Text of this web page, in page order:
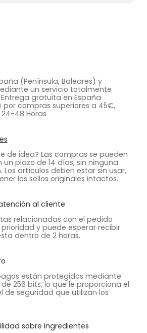
(Península, Baleares) y
un servicio totalmente
gratuita en España
por compras superiores a 45€,
48 Horas
de idea? Las compras se pueden
un plazo de 14 días, sin ninguna
Los artículos deben estar sin usar,
los sellos originales intactos.
al cliente
relacionadas con el pedido
y puede esperar recibir
dentro de 2 horas.
están protegidos mediante
de 256 bits, lo que le proporciona el
de seguridad que utilizan los
sobre ingredientes